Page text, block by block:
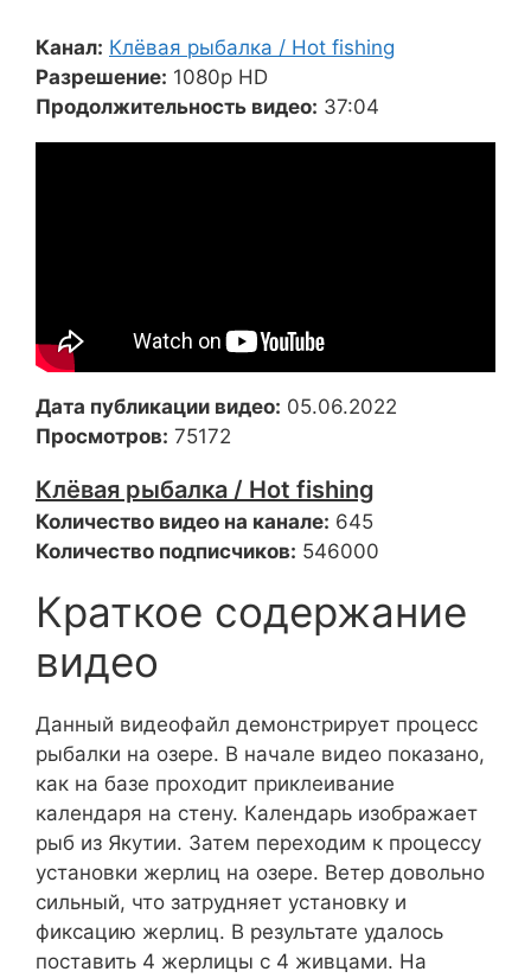
Канал: Клёвая рыбалка / Hot fishing
Разрешение: 1080p HD
Продолжительность видео: 37:04
Дата публикации видео: 05.06.2022
Просмотров: 75172
Клёвая рыбалка / Hot fishing
Количество видео на канале: 645
Количество подписчиков: 546000
Краткое содержание
видео
Данный видеофайл демонстрирует процесс
рыбалки на озере. В начале видео показано,
как на базе проходит приклеивание
календаря на стену. Календарь изображает
рыб из Якутии. Затем переходим к процессу
установки жерлиц на озере. Ветер довольно
сильный, что затрудняет установку и
фиксацию жерлиц. В результате удалось
поставить 4 жерлицы с 4 живцами. На